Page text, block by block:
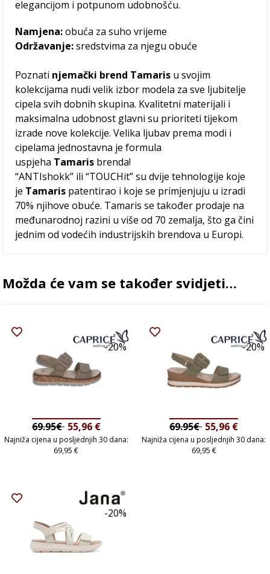
elegancijom i potpunom udobnošću.
Namjena:obuća za suho vrijeme
Održavanje:sredstvima za njegu obuće
Poznati njemački brend Tamaris u svojim
kolekcijama nudi velik izbor modela za sve ljubitelje
cipela svih dobnih skupina. Kvalitetni materijali i
maksimalna udobnost glavni su prioriteti tijekom
izrade nove kolekcije. Velika ljubav prema modi i
cipelama jednostavna je formula
uspjeha Tamaris brenda!
“ANTIshokk” ili “TOUCHit” su dvije tehnologije koje
je Tamaris patentirao i koje se primjenjuju u izradi
70% njihove obuće. Tamaris se također prodaje na
međunarodnoj razini u više od 70 zemalja, što ga čini
jednim od vodećih industrijskih brendova u Europi.
Možda će vam se također svidjeti…
-20%
69.95€ 55,96 €
Najniža cijena u posljednjih 30 dana:
69,95€
-20%
69.95€ 55,96 €
Najniža cijena u posljednjih 30 dana:
69,95 €
-20%